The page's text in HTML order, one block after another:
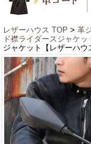
レザーハウス TOP > 革
ド襟ライダースジャケッ
ジャケット【レザーハウ